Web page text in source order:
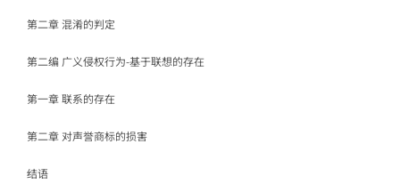
第二章 混淆的判定
第二编 广义侵权行为-基于联想的存在
第一章 联系的存在
第二章 对声誉商标的损害
结语